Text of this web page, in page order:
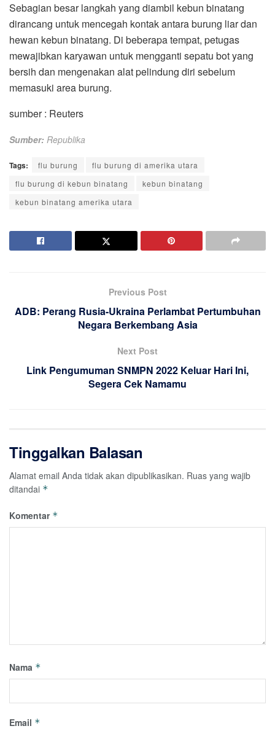
Sebagian besar langkah yang diambil kebun binatang
dirancang untuk mencegah kontak antara burung liar dan
hewan kebun binatang. Di beberapa tempat, petugas
mewajibkan karyawan untuk mengganti sepatu bot yang
bersih dan mengenakan alat pelindung diri sebelum
memasuki area burung.
sumber : Reuters
Sumber: Republika
Tags: flu burung
flu burung di amerika utara
flu burung di kebun binatang
kebun binatang
kebun binatang amerika utara
Previous Post
ADB: Perang Rusia-Ukraina Perlambat Pertumbuhan
Negara Berkembang Asia
Next Post
Link Pengumuman SNMPN 2022 Keluar Hari Ini,
Segera Cek Namamu
Tinggalkan Balasan
Alamat email Anda tidak akan dipublikasikan. Ruas yang wajib
ditandai *
Komentar *
Nama *
Email *